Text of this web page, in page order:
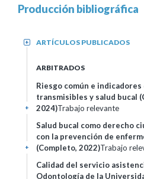
Producción bibliográfica
ARTÍCULOS PUBLICADOS
+
ARBITRADOS
Riesgo común e
transmisibles y salud bucal
2024)Trabajo relevante
+
Salud bucal como derecho
con la prevención de
(Completo, 2022)Trabajo
+
Calidad del servicio
Odontología de la